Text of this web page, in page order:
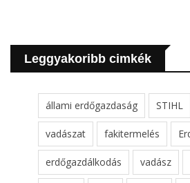
Leggyakoribb cimkék
állami erdőgazdaság STIHL
vadászat fakitermelés
erdőgazdálkodás vadász